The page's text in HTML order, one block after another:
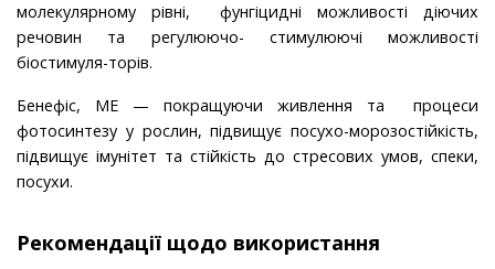
молекулярному рівні, фунгіцидні можливості діючих
речовин та регулюючо- стимулюючі можливості
біостимуля-торів.
Бенефіс, МЕ — покра­щуючи живлення та процеси
фотосинтезу у рослин, підви­щує посухо-морозостійкість,
підвищує імунітет та стійкість до стресових умов, спеки,
посухи.
Рекомендації щодо використання